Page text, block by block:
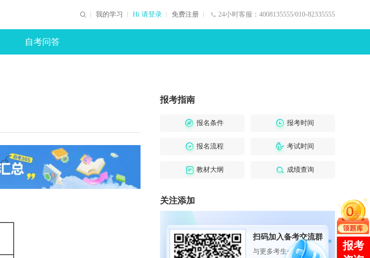
24小时客服：4008135555/010-82335555
我的学习 Hi 请登录 免费注册
自考问答
报考指南
报名条件 报考时间
报名流程 考试时间
教材大纲 成绩查询
关注添加
扫码加入备考交流群
与更多考生一起交流学